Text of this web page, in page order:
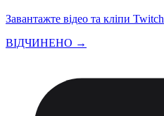
Завантажте відео та кліпи Twitch
ВІДЧИНЕНО →